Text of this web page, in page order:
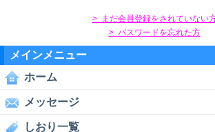
> まだ会員登録をされていない
> パスワードを忘れた方
メインメニュー
ホーム
メッセージ
しおり一覧